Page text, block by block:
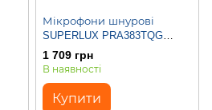
Мікрофони шнурові
SUPERLUX PRA383TQG
(WB383)
1 709 грн
В наявності
Купити